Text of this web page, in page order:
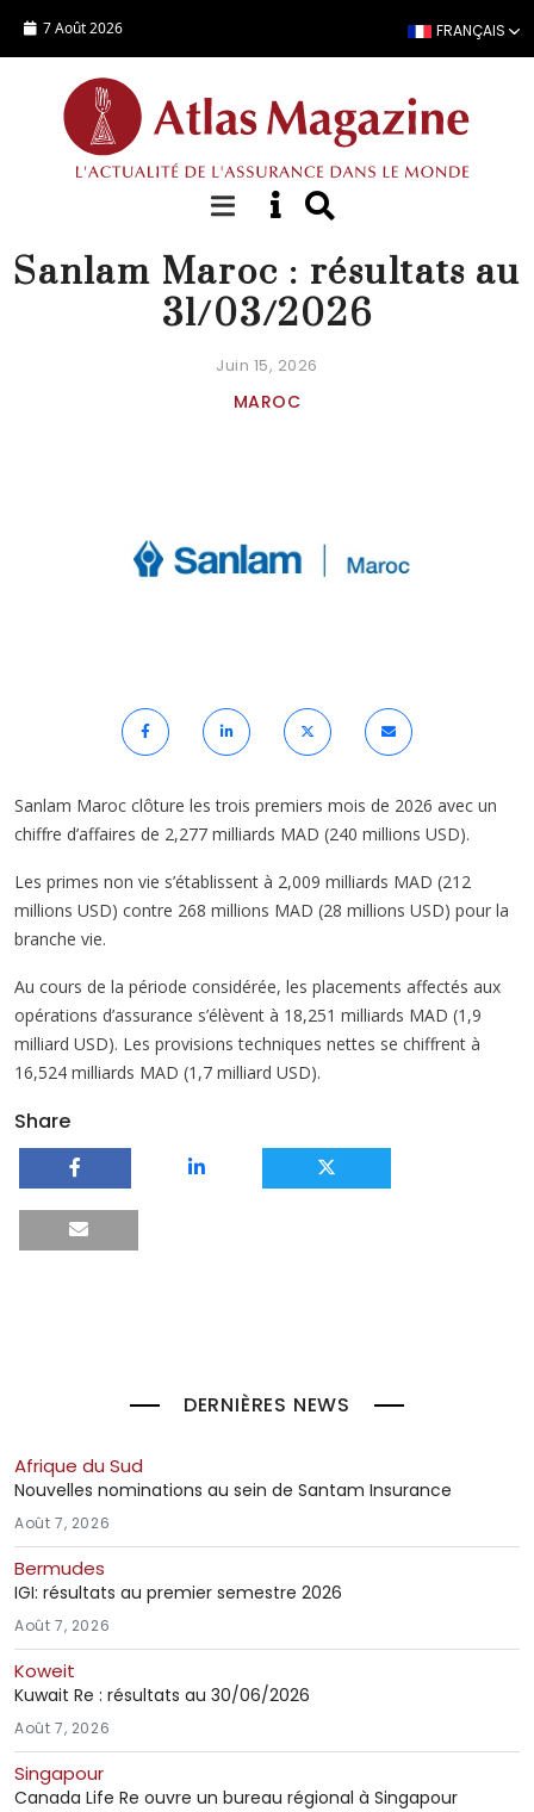
7 Août 2026 FRANÇAIS
ACTUALITÉ
Sanlam Maroc : résultats au
31/03/2026
Juin 15, 2026
MAROC
Sanlam Maroc clôture les trois premiers mois de 2026 avec un
chiffre d’affaires de 2,277 milliards MAD (240 millions USD).
Les primes non vie s’établissent à 2,009 milliards MAD (212
millions USD) contre 268 millions MAD (28 millions USD) pour la
branche vie.
Au cours de la période considérée, les placements affectés aux
opérations d’assurance s’élèvent à 18,251 milliards MAD (1,9
milliard USD). Les provisions techniques nettes se chiffrent à
16,524 milliards MAD (1,7 milliard USD).
Share
DERNIÈRES NEWS
Afrique du Sud
Nouvelles nominations au sein de Santam Insurance
Août 7, 2026
Bermudes
IGI: résultats au premier semestre 2026
Août 7, 2026
Koweit
Kuwait Re : résultats au 30/06/2026
Août 7, 2026
Singapour
Canada Life Re ouvre un bureau régional à Singapour